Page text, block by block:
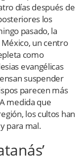
días después de
los
pasado, la
México, un centro
como
evangélicas
suspender
parecen más
medida que
los cultos han
para mal.